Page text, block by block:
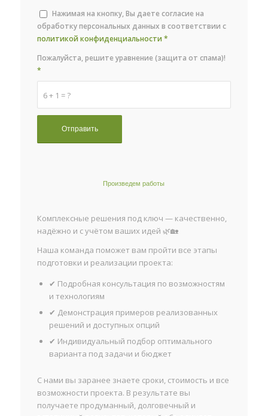
Нажимая на кнопку, Вы даете согласие на
обработку персональных данных в соответствии с
политикой конфиденциальности *
6 + 1 = ?
Пожалуйста, решите уравнение (защита от спама)!
*
Произведем работы
Комплексные решения под ключ — качественно,
надёжно и с учётом ваших идей 🌿🏡
Наша команда поможет вам пройти все этапы
подготовки и реализации проекта:
✔ Подробная консультация по возможностям
и технологиям
✔ Демонстрация примеров реализованных
решений и доступных опций
✔ Индивидуальный подбор оптимального
варианта под задачи и бюджет
С нами вы заранее знаете сроки, стоимость и все
возможности проекта. В результате вы
получаете продуманный, долговечный и